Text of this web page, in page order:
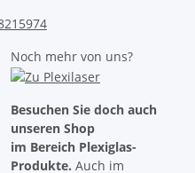
Noch mehr von uns?
Besuchen Sie doch auch
unseren Shop
im Bereich Plexiglas-
Produkte. Auch im